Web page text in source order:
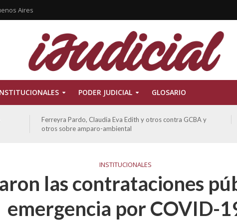
Aires
PODER JUDICIAL GLOSARIO
ATE contra GCBA sobre amparo – empleo publico otros
INSTITUCIONALES
las contrataciones
emergencia por COVID-